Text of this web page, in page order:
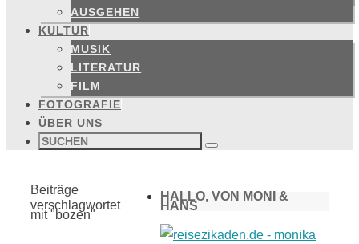
AUSGEHEN
KULTUR
MUSIK
LITERATUR
FILM
FOTOGRAFIE
ÜBER UNS
Suchen
nach: Suchen
Start
Beiträge
verschlagwortet
mit "bozen"
HALLO, VON MONI &
HANS